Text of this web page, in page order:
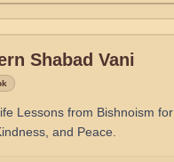
Shabad Vani
Lessons from Bishnoism for
and Peace.